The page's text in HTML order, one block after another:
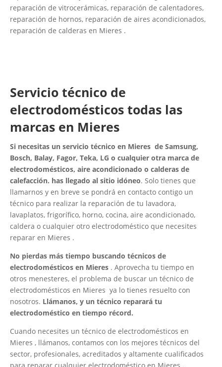
reparación de vitrocerámicas, reparación de calentadores,
reparación de hornos, reparación de aires acondicionados,
reparación de calderas en Mieres .
Servicio técnico de
electrodomésticos todas las
marcas en Mieres
Si necesitas un servicio técnico en Mieres de Samsung,
Bosch, Balay, Fagor, Teka, LG o cualquier otra marca de
electrodomésticos, aire acondicionado o calderas de
calefacción. has llegado al sitio idóneo. Solo tienes que
llamarnos y en breve se pondrá en contacto contigo un
técnico para realizar la reparación de tu lavadora,
lavaplatos, frigorífico, horno, cocina, aire acondicionado,
caldera o cualquier otro electrodoméstico que necesites
reparar en Mieres .
No pierdas más tiempo buscando técnicos de
electrodomésticos en Mieres . Aprovecha tu tiempo en
otros menesteres, el problema de buscar un técnico de
electrodomésticos en Mieres ya lo tienes resuelto con
nosotros. Llámanos, y un técnico reparará tu
electrodoméstico en tiempo récord.
Cuando necesites un técnico de electrodomésticos en
Mieres , llámanos, contamos con los mejores técnicos del
sector, profesionales, acreditados y altamente cualificados